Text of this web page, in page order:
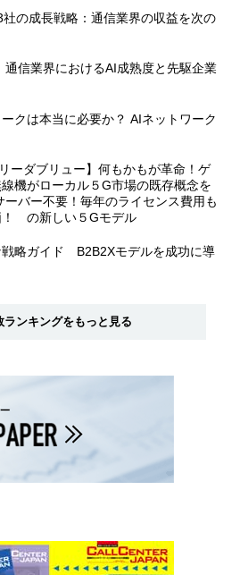
の成長戦略：通信業界の収益を次の
通信業界におけるAI成熟度と先駆企業
クは本当に必要か？ AIネットワーク
ーダブリュー】何もかもが革命！ゲ
機がローカル５G市場の既存概念を
バー不要！毎年のライセンス費用も
！ の新しい５Gモデル
略ガイド B2B2Xモデルを成功に導
ランキングをもっと見る